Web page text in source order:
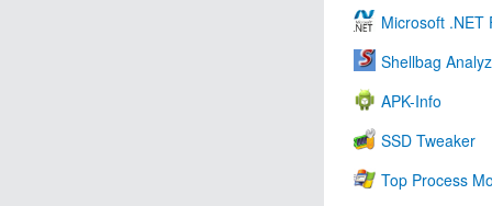
Microsoft .NET
Shellbag
APK-Info
SSD Tweaker
Top Process